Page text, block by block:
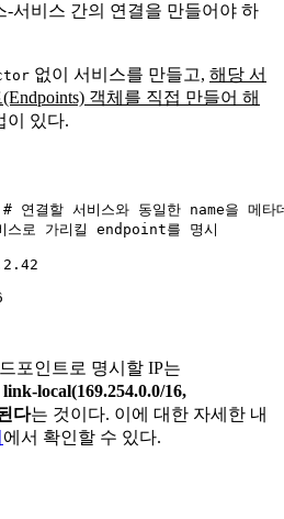
-서비스 간의 연결을 만들어야 하
없이 서비스를 만들고, 해당 서
객체를 직접 만들어 해
이 있다.
# 연결할 서비스와 동일한 name을 메타
스로 가리킬 endpoint를 명시
포인트로 명시할 IP는
local(169.254.0.0/16,
다는 것이다. 이에 대한 자세한 내
에서 확인할 수 있다.